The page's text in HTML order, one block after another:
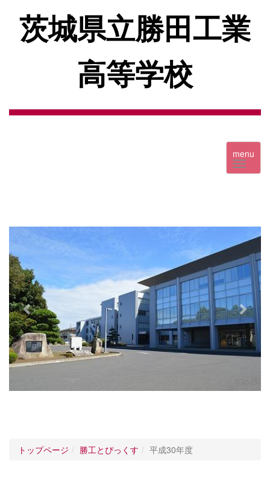
茨城県立勝田工業
高等学校
menu
e
i
o
u
s
x
t
トップページ 勝工とぴっくす 平成30年度